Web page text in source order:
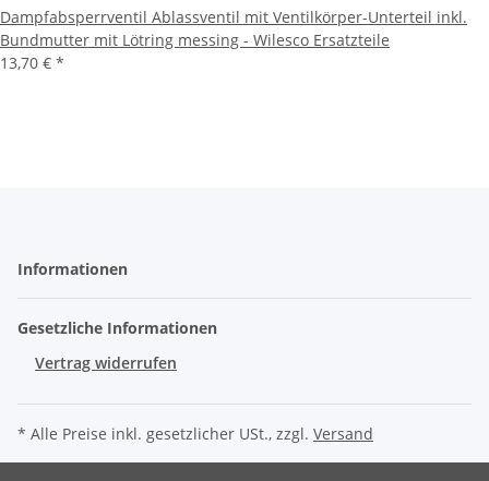
Dampfabsperrventil Ablassventil mit Ventilkörper-Unterteil inkl.
Bundmutter mit Lötring messing - Wilesco Ersatzteile
13,70 € *
Informationen
Gesetzliche Informationen
Vertrag widerrufen
* Alle Preise inkl. gesetzlicher USt., zzgl. Versand